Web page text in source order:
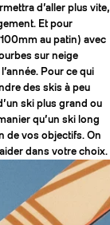
d’aller plus vite,
Et pour
au patin) avec
sur neige
Pour ce qui
des skis à peu
ski plus grand ou
qu’un ski long
de vos objectifs. On
dans votre choix.